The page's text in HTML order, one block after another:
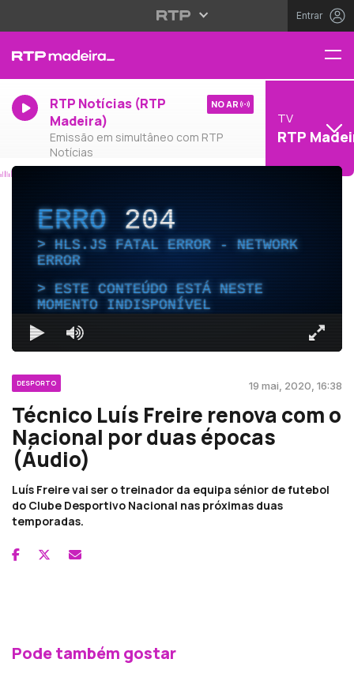
Entrar
RTP Notícias (RTP
Madeira)
Emissão em simultâneo com RTP
Notícias
NO AR
TV
RTP
ERRO204
HLS.JS FATAL ERROR - NETWORK
ERROR
ESTE CONTEÚDO ESTÁ NESTE
MOMENTO INDISPONÍVEL
DESPORTO 19 mai, 2020, 16:38
Técnico Luís Freire renova com o
Nacional por duas épocas
(Áudio)
Luís Freire vai ser o treinador da equipa sénior de futebol
do Clube Desportivo Nacional nas próximas duas
temporadas.
Pode também gostar